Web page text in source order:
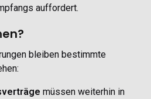
auffordert.
bleiben bestimmte
müssen weiterhin in